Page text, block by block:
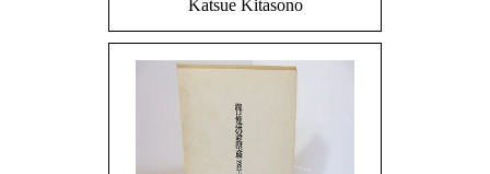
Katsue Kitasono